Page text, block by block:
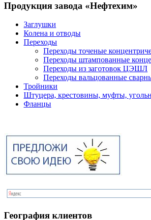
Продукция завода «Нефтехим»
Заглушки
Колена и отводы
Переходы
Переходы точеные
Переходы штампованные
Переходы из заготовок ЦЭШЛ
Переходы вальцованные
Тройники
Штуцера, крестовины, муфты,
Фланцы
География клиентов